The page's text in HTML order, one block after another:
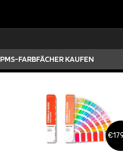
PMS-FARBFÄCHER KAUFEN